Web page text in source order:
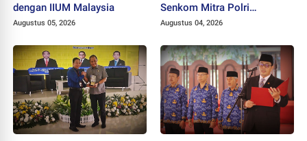
dengan IIUM Malaysia
Augustus 05, 2026
Senkom Mitra Polri
Dikukuhkan sebagai
Augustus 04, 2026